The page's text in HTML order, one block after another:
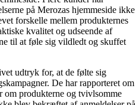
på Merozas hjemmeside ikke
forskelle mellem produkternes
kvalitet og udseende af
til at føle sig vildledt og skuffet
udtryk for, at de følte sig
De har rapporteret om
om produkterne og tvivlsomme